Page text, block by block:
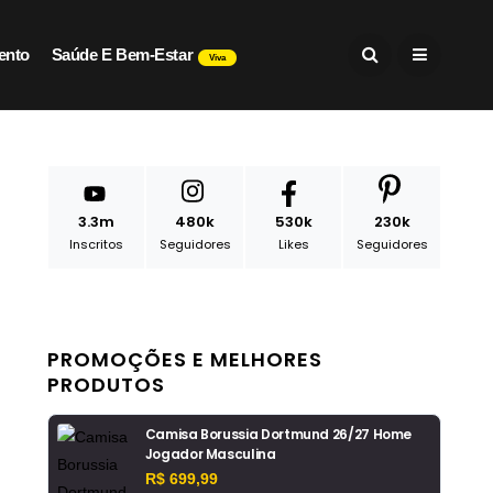
Saúde E Bem-Estar Viva
3.3m
Inscritos
480k
Seguidores
530k
Likes
230k
Seguidores
PROMOÇÕES E MELHORES
PRODUTOS
Camisa Borussia Dortmund 26/27 Home
Jogador Masculina
R$ 699,99